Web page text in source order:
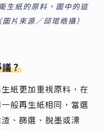
生紙的原料，圖中的這
片來源／邱琨皓攝）
？
紙更加重視原料，在
般再生紙相同，當選
、篩選、脫墨或漂